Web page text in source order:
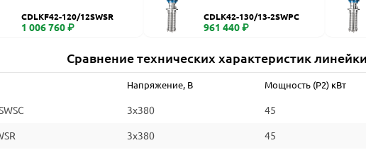
CDLKF42-120/12SWSR
1 006 760 ₽
CDLK42-130/13-2SWPC
961 440 ₽
Сравнение технических характеристик линейки
Напряжение, В Мощность (P2) кВт
3x380 45
3x380 45